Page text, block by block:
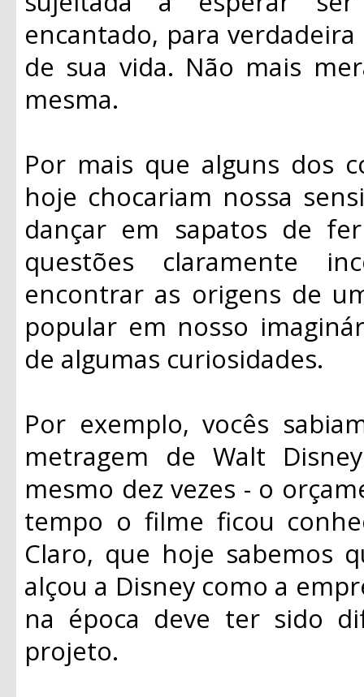
encantado, para
de sua vida. Não mais
mesma.
Por mais que alguns dos
hoje chocariam nossa
dançar em sapatos de
questões claramente
encontrar as origens de
popular em nosso
de algumas curiosidades.
Por exemplo, vocês
metragem de Walt
mesmo dez vezes - o
tempo o filme ficou
Claro, que hoje sabemos
alçou a Disney como a
na época deve ter sido
projeto.